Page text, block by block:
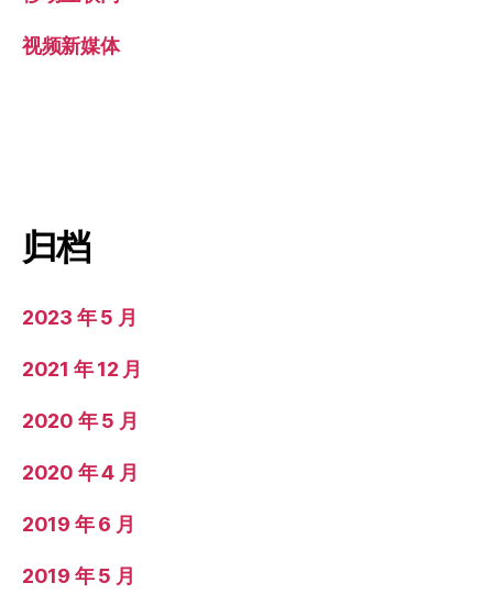
视频新媒体
归档
2023 年 5 月
2021 年 12 月
2020 年 5 月
2020 年 4 月
2019 年 6 月
2019 年 5 月